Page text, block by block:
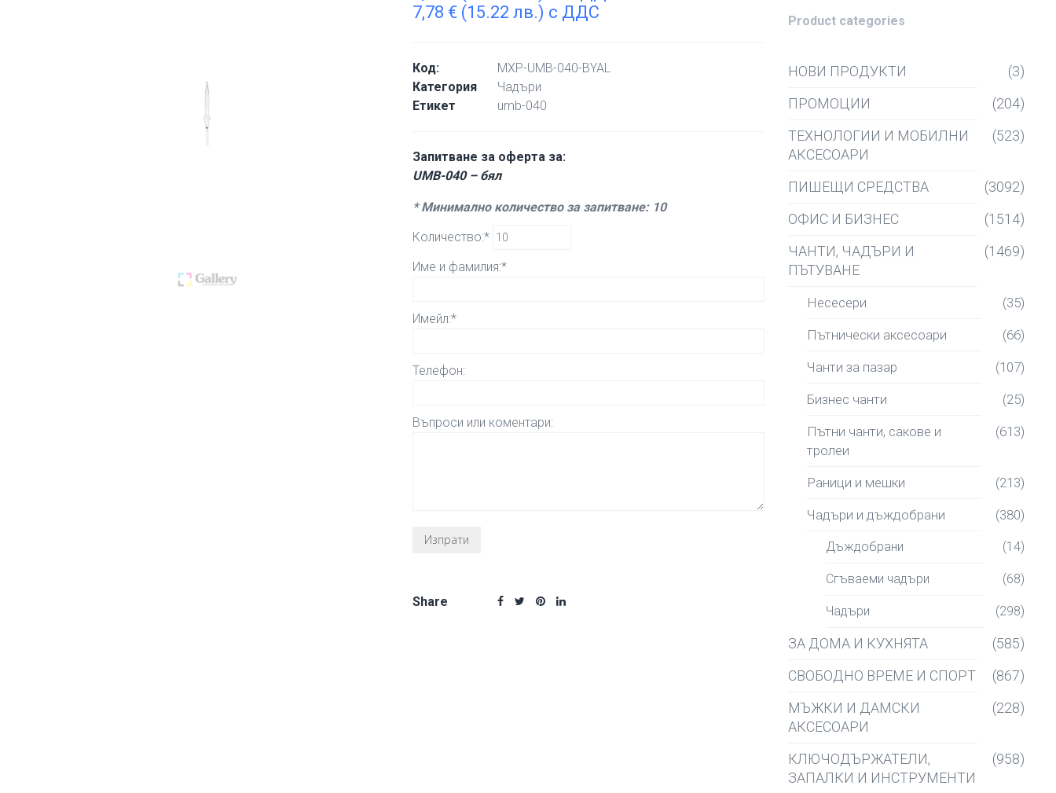
7,78 € (15.22 лв.) с ДДС
Код:
MXP-UMB-040-BYAL
Категория
Чадъри
Етикет
umb-040
Запитване за оферта за:
UMB-040 – бял
* Минимално количество за запитване: 10
Количество:*
Име и фамилия:*
Имейл:*
Телефон:
Въпроси или коментари:
Share
Product categories
НОВИ ПРОДУКТИ
(3)
ПРОМОЦИИ
(204)
ТЕХНОЛОГИИ И МОБИЛНИ
АКСЕСОАРИ
(523)
ПИШЕЩИ СРЕДСТВА
(3092)
ОФИС И БИЗНЕС
(1514)
ЧАНТИ, ЧАДЪРИ И
ПЪТУВАНЕ
(1469)
Несесери (35)
Пътнически аксесоари (66)
Чанти за пазар (107)
Бизнес чанти (25)
Пътни чанти, сакове и
тролеи
(613)
Раници и мешки (213)
Чадъри и дъждобрани (380)
Дъждобрани (14)
Сгъваеми чадъри (68)
Чадъри (298)
ЗА ДОМА И КУХНЯТА
(585)
СВОБОДНО ВРЕМЕ И СПОРТ
(867)
МЪЖКИ И ДАМСКИ
АКСЕСОАРИ
(228)
КЛЮЧОДЪРЖАТЕЛИ,
ЗАПАЛКИ И ИНСТРУМЕНТИ
(958)